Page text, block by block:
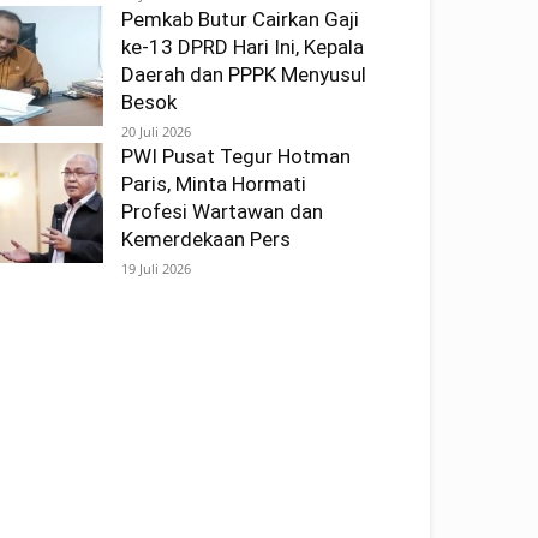
Pemkab Butur Cairkan Gaji
ke-13 DPRD Hari Ini, Kepala
Daerah dan PPPK Menyusul
Besok
20 Juli 2026
PWI Pusat Tegur Hotman
Paris, Minta Hormati
Profesi Wartawan dan
Kemerdekaan Pers
19 Juli 2026